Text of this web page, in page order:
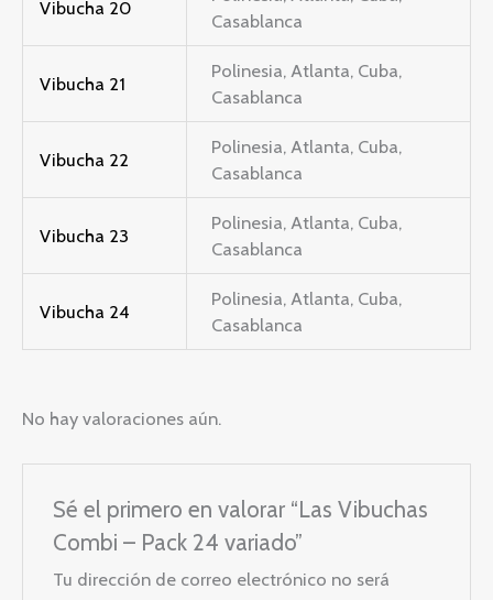
Vibucha 20
Casablanca
Vibucha 21
Polinesia, Atlanta, Cuba,
Casablanca
Vibucha 22
Polinesia, Atlanta, Cuba,
Casablanca
Vibucha 23
Polinesia, Atlanta, Cuba,
Casablanca
Vibucha 24
Polinesia, Atlanta, Cuba,
Casablanca
No hay valoraciones aún.
Sé el primero en valorar “Las Vibuchas
Combi – Pack 24 variado”
Tu dirección de correo electrónico no será